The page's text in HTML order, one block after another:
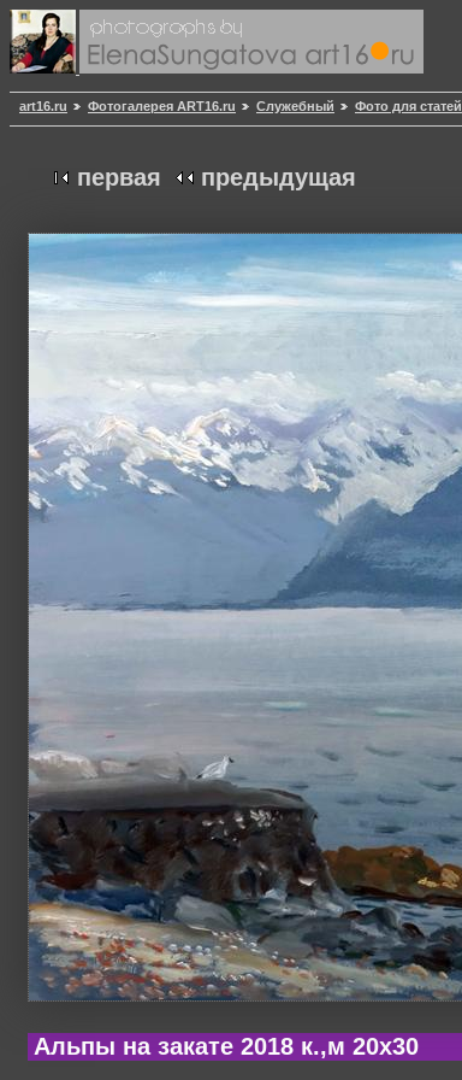
art16.ru Фотогалерея ART16.ru Служебный Фото для статей
первая предыдущая
Альпы на закате 2018 к.,м 20х30